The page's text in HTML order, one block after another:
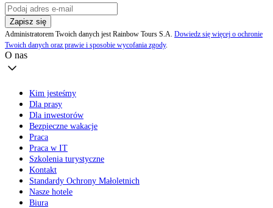
Zapisz się
Administratorem Twoich danych jest Rainbow Tours S.A. Dowiedz się więcej o ochronie
Twoich danych oraz prawie i sposobie wycofania zgody.
O nas
Kim jesteśmy
Dla prasy
Dla inwestorów
Bezpieczne wakacje
Praca
Praca w IT
Szkolenia turystyczne
Kontakt
Standardy Ochrony Małoletnich
Nasze hotele
Biura